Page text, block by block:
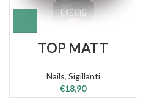
TOP MATT
Nails, Sigillanti
€18,90